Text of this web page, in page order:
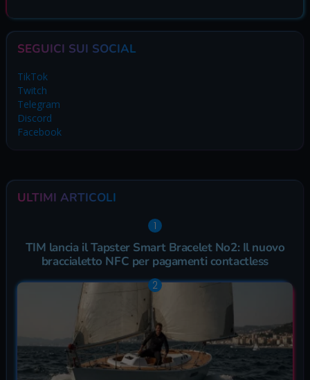
SEGUICI SUI SOCIAL
TikTok
Twitch
Telegram
Discord
Facebook
ULTIMI ARTICOLI
TIM lancia il Tapster Smart Bracelet No2: Il nuovo
braccialetto NFC per pagamenti contactless